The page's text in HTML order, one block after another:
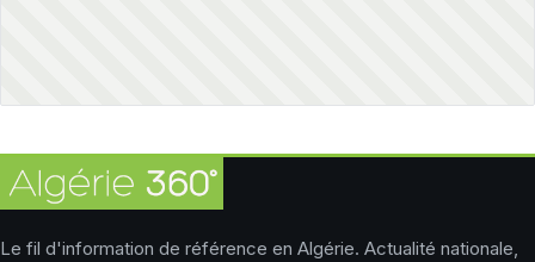
Le fil d'information de référence en Algérie. Actualité nationale,